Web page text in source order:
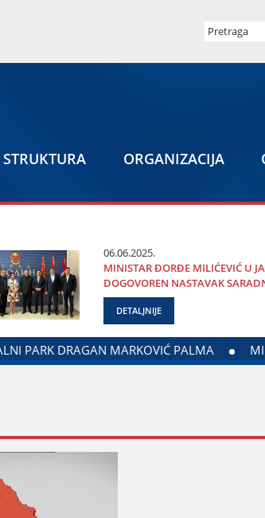
STRUKTURA ORGANIZACIЈA
06.06.2025.
MINISTAR ĐORĐE MILIĆEVIĆ U
DOGOVOREN NASTAVAK
DETALJNIJE
DOGOVOREN NASTAVAK